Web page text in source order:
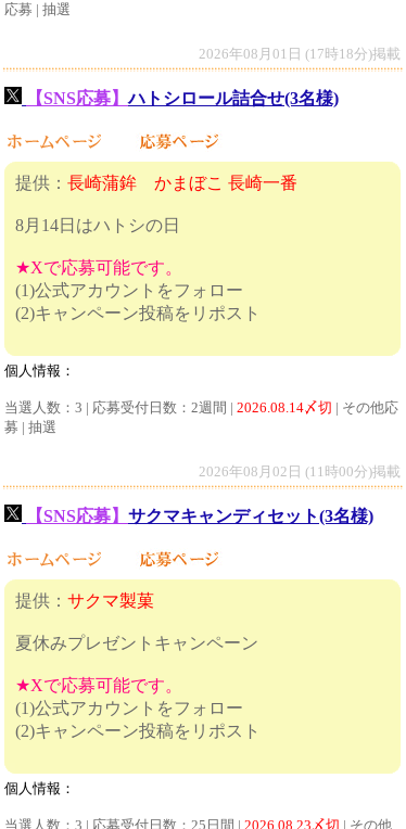
応募 | 抽選
2026年08月01日 (17時18分)掲載
【SNS応募】ハトシロール詰合せ(3名様)
提供： 長崎蒲鉾 かまぼこ 長崎一番
8月14日はハトシの日
★Xで応募可能です。
(1)公式アカウントをフォロー
(2)キャンペーン投稿をリポスト
個人情報：
当選人数：3 | 応募受付日数：2週間 | 2026.08.14〆切 | その他応
募 | 抽選
2026年08月02日 (11時00分)掲載
【SNS応募】 サクマキャンディセット(3名様)
提供： サクマ製菓
夏休みプレゼントキャンペーン
★Xで応募可能です。
(1)公式アカウントをフォロー
(2)キャンペーン投稿をリポスト
個人情報：
当選人数：3 | 応募受付日数：25日間 | 2026.08.23〆切 | その他